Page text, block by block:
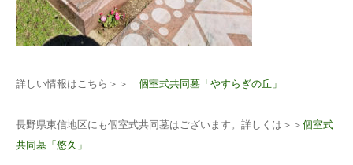
詳しい情報はこちら＞＞ 個室式共同墓「やすらぎの丘」
長野県東信地区にも個室式共同墓はございます。詳しくは＞＞ 個室式
共同墓「悠久」